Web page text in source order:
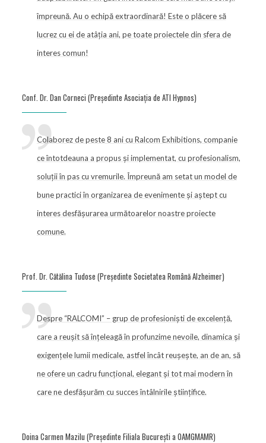
împreună. Au o echipă extraordinară! Este o plăcere să
lucrez cu ei de atâția ani, pe toate proiectele din sfera de
interes comun!
Conf. Dr. Dan Corneci (Președinte Asociația de ATI Hypnos)
Colaborez de peste 8 ani cu Ralcom Exhibitions, companie
ce întotdeauna a propus și implementat, cu profesionalism,
soluții în pas cu vremurile. Împreună am setat un model de
bune practici în organizarea de evenimente și aștept cu
interes desfășurarea următoarelor noastre proiecte
comune.
Prof. Dr. Cătălina Tudose (Președinte Societatea Română Alzheimer)
Despre “RALCOMI” – grup de profesioniști de excelență,
care a reușit să înțeleagă în profunzime nevoile, dinamica și
exigențele lumii medicale, astfel încât reușește, an de an, să
ne ofere un cadru funcțional, elegant și tot mai modern în
care ne desfășurăm cu succes întâlnirile științifice.
Doina Carmen Mazilu (Președinte Filiala București a OAMGMAMR)